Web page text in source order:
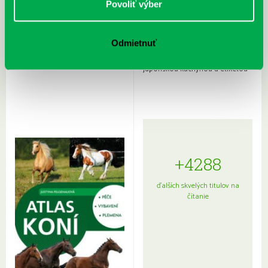
Povoliť výber
Odmietnuť
Rudź, Przemyslaw: Atlas hviezd:
Hardy, Paula: Japonsko na tanieri:
japonskou kuchyňou a etiketou
+4288
ďalších skvelých titulov na
čítanie